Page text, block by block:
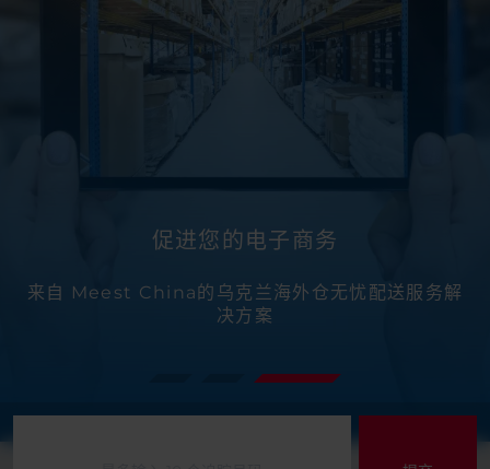
与我们合作，体验无缝的电子商务物流。
通过高效物流促进您在全球的销售并在竞争中脱颖而
出
促进您的电子商务
来自 Meest China的乌克兰海外仓无忧配送服务解
决方案
我们从中国发货已12年有余！
我们提供广泛的物流服务，可根据您的具体需求量身
定制